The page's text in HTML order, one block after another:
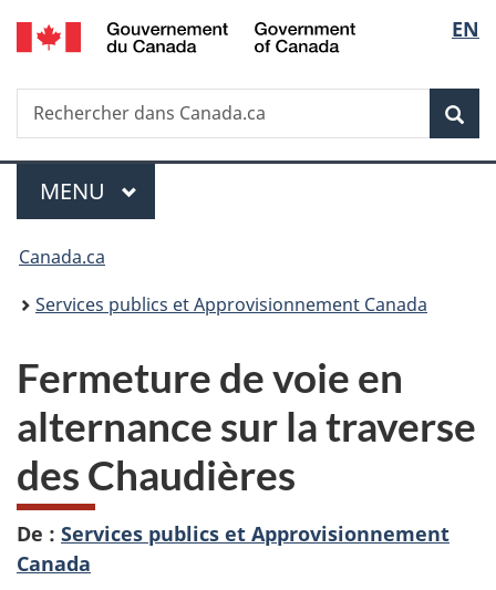
Passer
au
principal
Passer
à
Au
du
Passer
à
version
simplifiée
de
la
EN
Recherche
Rechercher
dans
Menu
MENU PRINCIPAL
Vous
êtes
Canada.ca
Services publics et Approvisionnement Canada
Fermeture de voie en
alternance sur la traverse
des Chaudières
De : Services publics et Approvisionnement
Canada